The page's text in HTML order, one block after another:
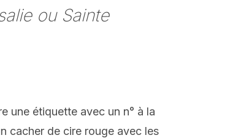
ou Sainte
une étiquette avec un n° à la
cacher de cire rouge avec les